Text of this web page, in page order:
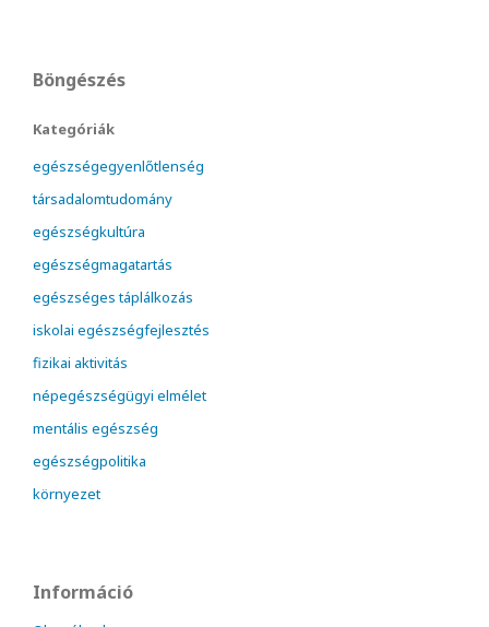
Böngészés
Kategóriák
egészségegyenlőtlenség
társadalomtudomány
egészségkultúra
egészségmagatartás
egészséges táplálkozás
iskolai egészségfejlesztés
fizikai aktivitás
népegészségügyi elmélet
mentális egészség
egészségpolitika
környezet
Információ